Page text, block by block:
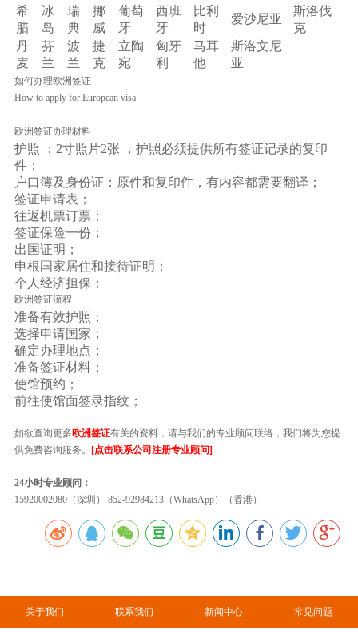
希
腊
冰
岛
瑞
典
挪
威
葡萄
牙
西班
牙
比利
时
爱沙尼亚
斯洛伐
克
丹
麦
芬
兰
波
兰
捷
克
立陶
宛
匈牙
利
马耳
他
斯洛文尼
亚
如何办理欧洲签证
How to apply for European visa
欧洲签证办理材料
护照 ：2寸照片2张 ，护照必须提供所有签证记录的复印
件；
户口簿及身份证：原件和复印件，有内容都需要翻译；
签证申请表；
往返机票订票；
签证保险一份；
出国证明；
申根国家居住和接待证明；
个人经济担保；
欧洲签证流程
准备有效护照；
选择申请国家；
确定办理地点；
准备签证材料；
使馆预约；
前往使馆面签录指纹；
如欲查询更多欧洲签证有关的资料，请与我们的专业顾问联络，我们将为您提
供免费咨询服务。 [点击联系公司注册专业顾问]
24小时专业顾问：
15920002080（深圳） 852-92984213（WhatsApp）（香港）
关于我们 联系我们 新闻中心 常见问题